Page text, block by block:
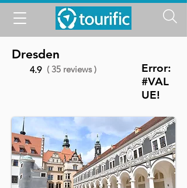
Dresden
4.9 ( 35 reviews )
Error:
#VAL
UE!